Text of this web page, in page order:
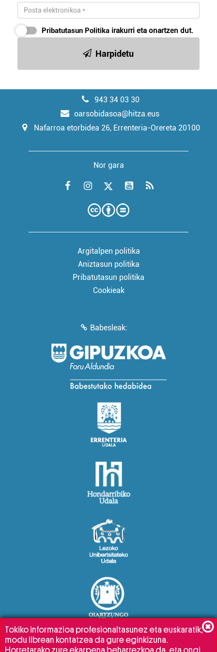
Pribatutasun Politika irakurri eta onartzen dut.
Harpidetu
943 34 03 30
oarsobidasoa@hitza.eus
Nafarroa etorbidea 26, Errenteria-Orereta 20100
Nor gara
Argitalpen politika
Aniztasun politika
Pribatutasun politika
Cookieak
Babesleak:
Tokiko informazioa profesionaltasunez eta euskaratik,
modu librean kontatzea da gure eginkizuna.
Horretarako zure ekarpena beharrezkoa da, eta ongi